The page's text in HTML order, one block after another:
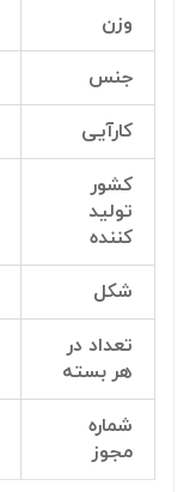
وزن
جنس
کارآیی
کشور
تولید
کننده
شکل
تعداد در
هر بسته
شماره
مجوز